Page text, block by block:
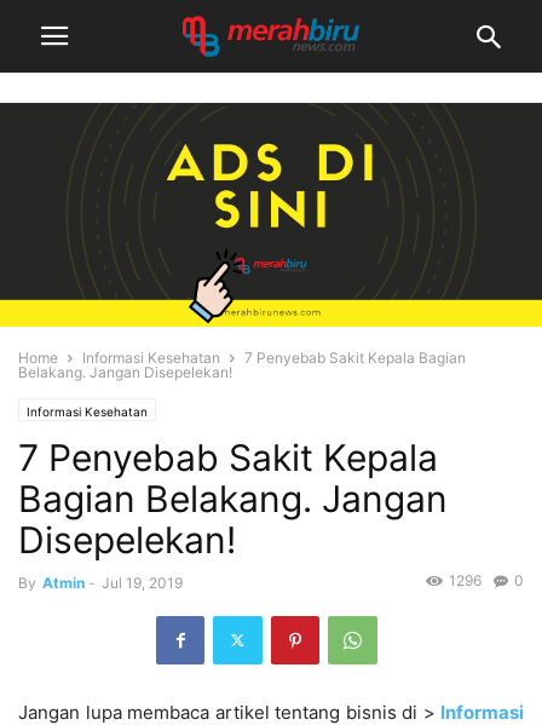
Home Informasi Kesehatan
7 Penyebab Sakit Kepala Bagian
Belakang. Jangan Disepelekan!
Informasi Kesehatan
7 Penyebab Sakit Kepala
Bagian Belakang. Jangan
Disepelekan!
By Atmin - Jul 19, 2019 0
1296
Jangan lupa membaca artikel tentang bisnis di > Informasi